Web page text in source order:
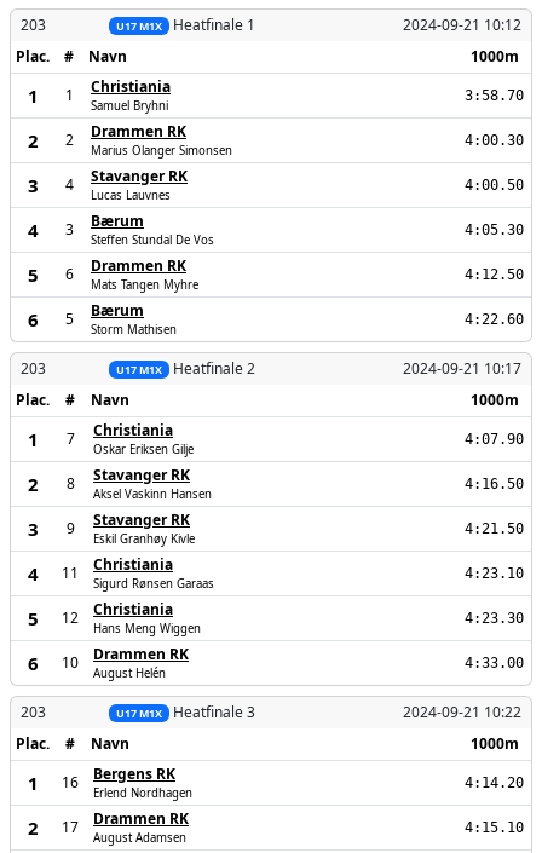
203 U17 M1X Heatfinale 1
2024-09-21 10:12
Plac.
# Navn 1000m
1 1 Christiania
Samuel Bryhni
3:58.70
2 2 Drammen RK
Marius Olanger Simonsen
4:00.30
3 4 Stavanger RK
Lucas Lauvnes
4:00.50
4 3 Bærum
Steffen Stundal De Vos
4:05.30
5 6 Drammen RK
Mats Tangen Myhre
4:12.50
6 5 Bærum
Storm Mathisen
4:22.60
203 U17 M1X Heatfinale 2
2024-09-21 10:17
Plac.
# Navn 1000m
1 7 Christiania
Oskar Eriksen Gilje
4:07.90
2 8 Stavanger RK
Aksel Vaskinn Hansen
4:16.50
3 9 Stavanger RK
Eskil Granhøy Kivle
4:21.50
4 11 Christiania
Sigurd Rønsen Garaas
4:23.10
5 12 Christiania
Hans Meng Wiggen
4:23.30
6 10 Drammen RK
August Helén
4:33.00
203 U17 M1X Heatfinale 3
2024-09-21 10:22
Plac.
# Navn 1000m
1 16 Bergens RK
Erlend Nordhagen
4:14.20
2 17 Drammen RK
August Adamsen
4:15.10